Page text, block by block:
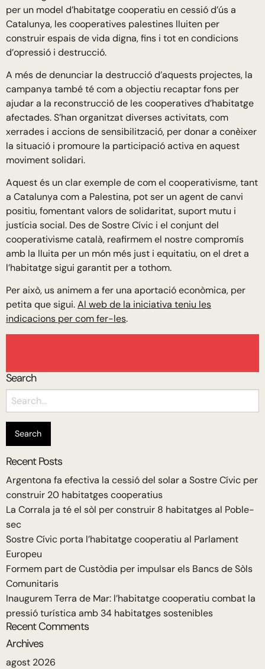
per un model d’habitatge cooperatiu en cessió d’ús a
Catalunya, les cooperatives palestines lluiten per
construir espais de vida digna, fins i tot en condicions
d’opressió i destrucció.
A més de denunciar la destrucció d’aquests projectes, la
campanya també té com a objectiu recaptar fons per
ajudar a la reconstrucció de les cooperatives d’habitatge
afectades. S’han organitzat diverses activitats, com
xerrades i accions de sensibilització, per donar a conèixer
la situació i promoure la participació activa en aquest
moviment solidari.
Aquest és un clar exemple de com el cooperativisme, tant
a Catalunya com a Palestina, pot ser un agent de canvi
positiu, fomentant valors de solidaritat, suport mutu i
justícia social. Des de Sostre Cívic i el conjunt del
cooperativisme català, reafirmem el nostre compromís
amb la lluita per un món més just i equitatiu, on el dret a
l’habitatge sigui garantit per a tothom.
Per això, us animem a fer una aportació econòmica, per
petita que sigui.Al web de la iniciativa teniu les
indicacions per com fer-les.
Search
Search
for:
Recent Posts
Argentona fa efectiva la cessió del solar a Sostre Cívic per
construir 20 habitatges cooperatius
La Corrala ja té el sòl per construir 8 habitatges al Poble-
sec
Sostre Cívic porta l’habitatge cooperatiu al Parlament
Europeu
Formem part de Custòdia per impulsar els Bancs de Sòls
Comunitaris
Inaugurem Terra de Mar: l’habitatge cooperatiu combat la
pressió turística amb 34 habitatges sostenibles
Recent Comments
Archives
agost 2026